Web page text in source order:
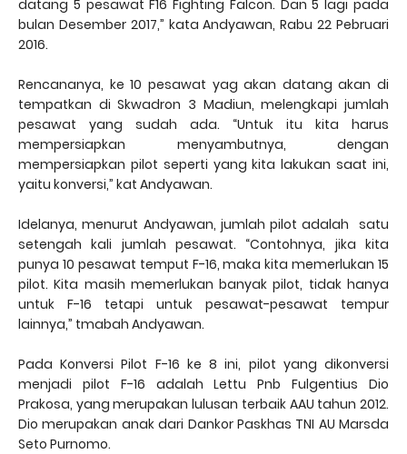
datang 5 pesawat F16 Fighting Falcon. Dan 5 lagi pada
bulan Desember 2017,” kata Andyawan, Rabu 22 Pebruari
2016.
Rencananya, ke 10 pesawat yag akan datang akan di
tempatkan di Skwadron 3 Madiun, melengkapi jumlah
pesawat yang sudah ada. “Untuk itu kita harus
mempersiapkan menyambutnya, dengan
mempersiapkan pilot seperti yang kita lakukan saat ini,
yaitu konversi,” kat Andyawan.
Idelanya, menurut Andyawan, jumlah pilot adalah satu
setengah kali jumlah pesawat. “Contohnya, jika kita
punya 10 pesawat temput F-16, maka kita memerlukan 15
pilot. Kita masih memerlukan banyak pilot, tidak hanya
untuk F-16 tetapi untuk pesawat-pesawat tempur
lainnya,” tmabah Andyawan.
Pada Konversi Pilot F-16 ke 8 ini, pilot yang dikonversi
menjadi pilot F-16 adalah Lettu Pnb Fulgentius Dio
Prakosa, yang merupakan lulusan terbaik AAU tahun 2012.
Dio merupakan anak dari Dankor Paskhas TNI AU Marsda
Seto Purnomo.